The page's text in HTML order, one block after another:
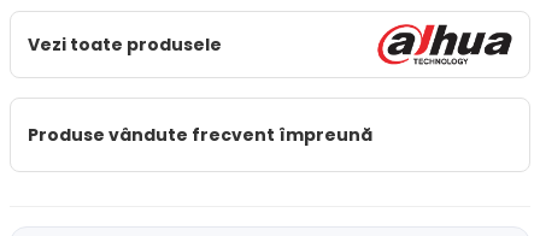
Vezi toate produsele
Produse vândute frecvent împreună